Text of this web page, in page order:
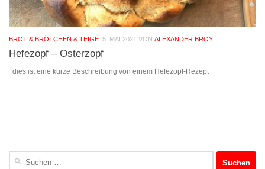
BROT & BRÖTCHEN & TEIGE 5. MAI 2021 VON ALEXANDER BROY
Hefezopf – Osterzopf
dies ist eine kurze Beschreibung von einem Hefezopf-Rezept